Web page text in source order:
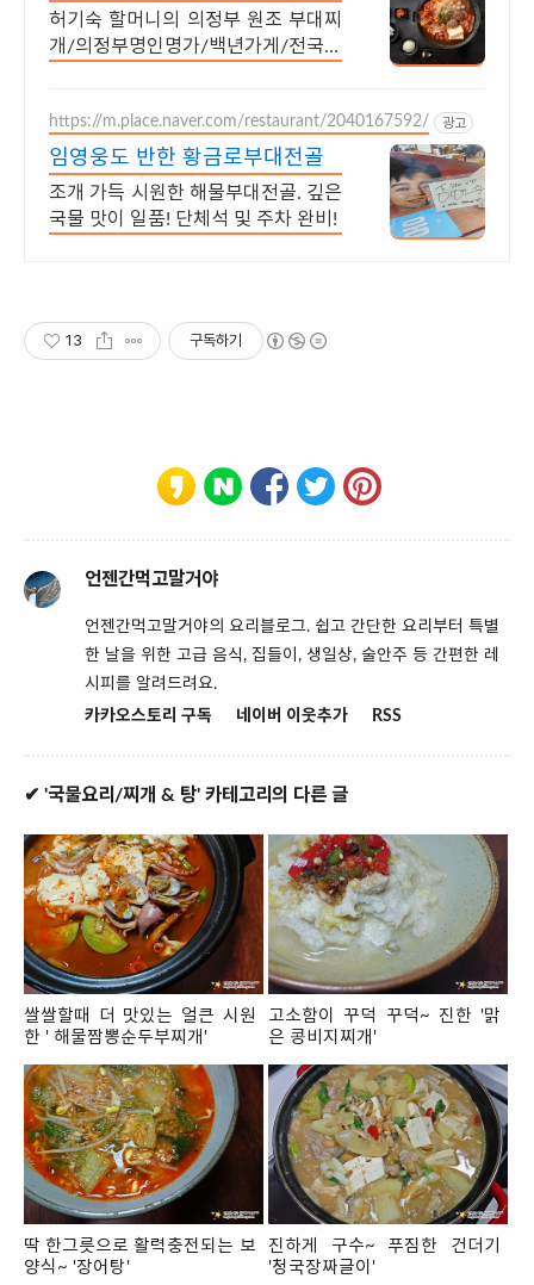
의정부 명인명가 제1호
허기숙 할머니의 의정부 원조 부대찌
개/의정부명인명가/백년가게/전국택
택배가능
https://m.place.naver.com/restaurant/2040167592/ 광고
임영웅도 반한 황금로부대전골
조개 가득 시원한 해물부대전골. 깊은
국물 맛이 일품! 단체석 및 주차 완비!
13 구독하기
언젠간먹고말거야
언젠간먹고말거야의 요리블로그. 쉽고 간단한 요리부터 특별
한 날을 위한 고급 음식, 집들이, 생일상, 술안주 등 간편한 레
시피를 알려드려요.
카카오스토리 구독
네이버 이웃추가 RSS
✔ '국물요리/찌개 & 탕' 카테고리의 다른 글
쌀쌀할때 더 맛있는 얼큰 시원
한 ' 해물짬뽕순두부찌개'
고소함이 꾸덕 꾸덕~ 진한 '맑
은 콩비지찌개'
딱 한그릇으로 활력충전되는 보
양식~ '장어탕'
진하게 구수~ 푸짐한 건더기
'청국장짜글이'